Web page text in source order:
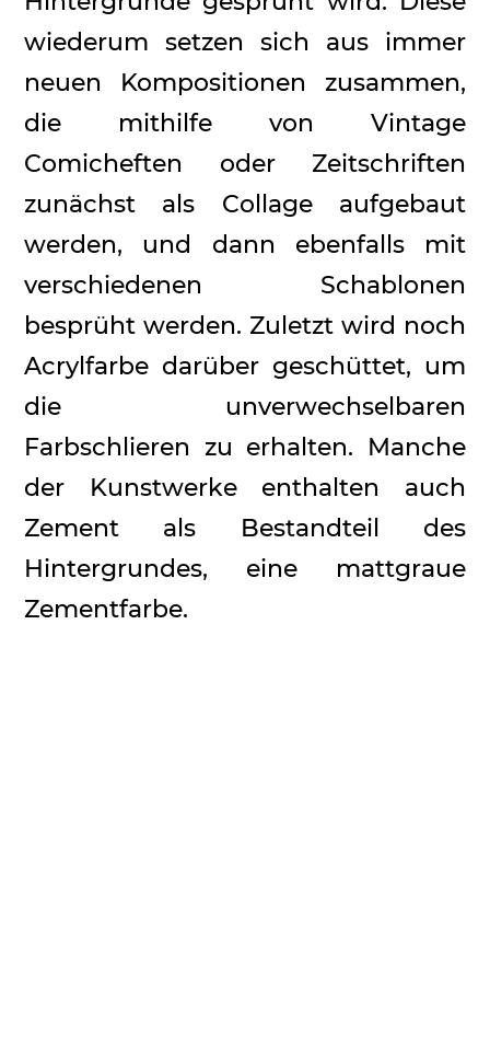
wiederum setzen sich aus immer
neuen Kompositionen zusammen,
die mithilfe von Vintage
Comicheften oder Zeitschriften
zunächst als Collage aufgebaut
werden, und dann ebenfalls mit
verschiedenen Schablonen
besprüht werden. Zuletzt wird noch
Acrylfarbe darüber geschüttet, um
die unverwechselbaren
Farbschlieren zu erhalten. Manche
der Kunstwerke enthalten auch
Zement als Bestandteil des
Hintergrundes, eine mattgraue
Zementfarbe.